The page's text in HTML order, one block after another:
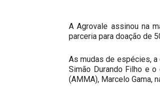
A Agrovale assinou na
parceria para doação de
As mudas de espécies,
Simão Durando Filho e
(AMMA), Marcelo Gama,